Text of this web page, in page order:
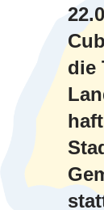
die